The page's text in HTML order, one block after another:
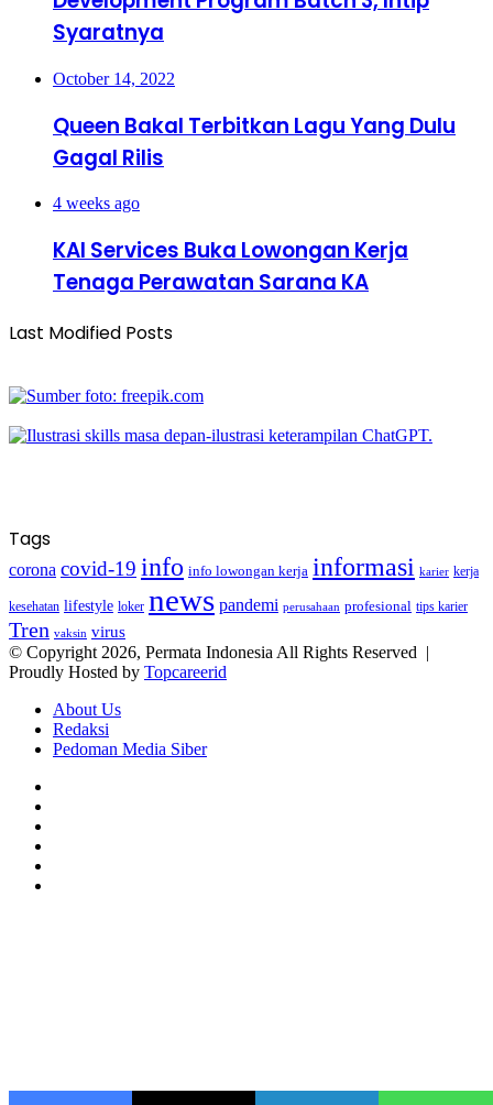
Syaratnya
October 14, 2022
Queen Bakal Terbitkan Lagu Yang Dulu
Gagal Rilis
4 weeks ago
KAI Services Buka Lowongan Kerja
Tenaga Perawatan Sarana KA
Last Modified Posts
Tags
corona covid-19 info info lowongan kerja informasi karier kerja
kesehatan lifestyle loker news pandemi perusahaan profesional tips karier
Tren vaksin virus
© Copyright 2026, Permata Indonesia All Rights Reserved |
Proudly Hosted by Topcareerid
About Us
Redaksi
Pedoman Media Siber